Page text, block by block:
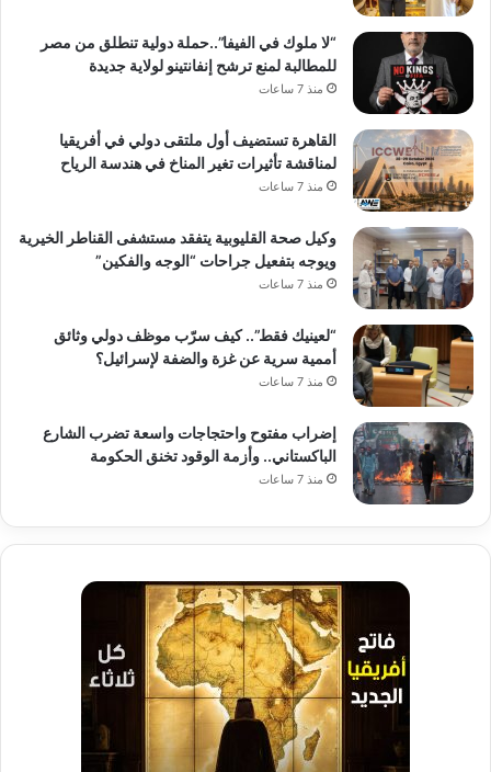
“لا ملوك في الفيفا”..حملة دولية تنطلق من مصر
للمطالبة لمنع ترشح إنفانتينو لولاية جديدة
منذ 7 ساعات
القاهرة تستضيف أول ملتقى دولي في أفريقيا
لمناقشة تأثيرات تغير المناخ في هندسة الرياح
منذ 7 ساعات
وكيل صحة القليوبية يتفقد مستشفى القناطر الخيرية
ويوجه بتفعيل جراحات “الوجه والفكين”
منذ 7 ساعات
“لعينيك فقط”.. كيف سرّب موظف دولي وثائق
أممية سرية عن غزة والضفة لإسرائيل؟
منذ 7 ساعات
إضراب مفتوح واحتجاجات واسعة تضرب الشارع
الباكستاني.. وأزمة الوقود تخنق الحكومة
منذ 7 ساعات